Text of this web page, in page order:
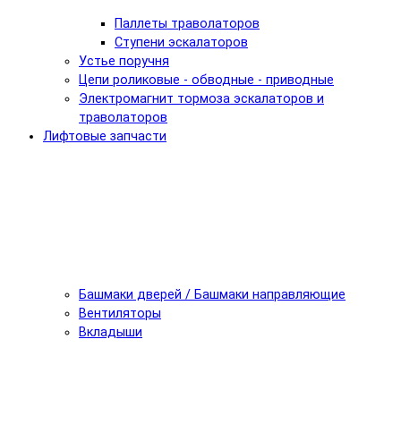
Паллеты траволаторов
Ступени эскалаторов
Устье поручня
Цепи роликовые - обводные - приводные
Электромагнит тормоза эскалаторов и
траволаторов
Лифтовые запчасти
Башмаки дверей / Башмаки направляющие
Вентиляторы
Вкладыши